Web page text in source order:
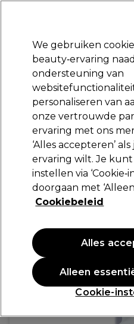
Merken Deals Haar
Volgende
Na verzending,
Wella Professionals
Wella Professionals
100ml
(1
PROMOTIE
We gebruiken
beauty‑ervaring
ondersteuning van
personaliseren van
onze vertrouwde
ervaring met ons
‘Alles accepteren’
ervaring wilt. Je
instellen via
doorgaan met
Cookiebeleid
Cookie-
Alleen
Alles